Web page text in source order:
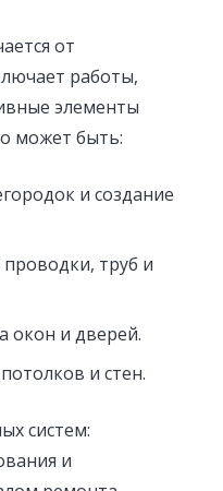
от
работы,
элементы
может быть:
и создание
труб и
окон и дверей.
и стен.
систем:
и